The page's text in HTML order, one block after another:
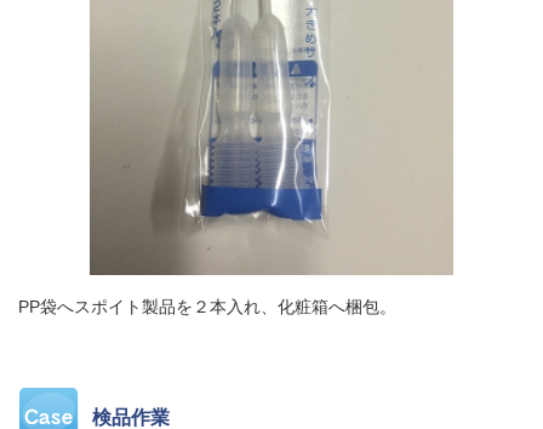
PP袋へスポイト製品を２本入れ、化粧箱へ梱包。
検品作業